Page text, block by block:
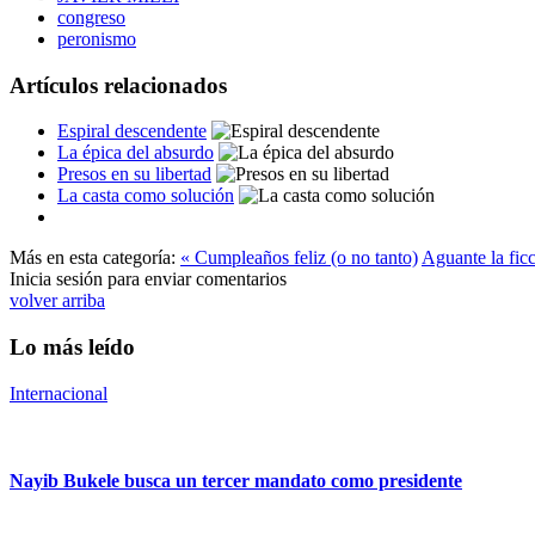
congreso
peronismo
Artículos relacionados
Espiral descendente
La épica del absurdo
Presos en su libertad
La casta como solución
Más en esta categoría: « Cumpleaños feliz (o no tanto) Aguante la
Inicia sesión para enviar comentarios
volver arriba
Lo más leído
Internacional
Nayib Bukele busca un tercer mandato como presidente